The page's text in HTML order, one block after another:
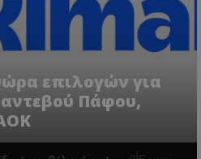
επιλογών για
Πάφου,